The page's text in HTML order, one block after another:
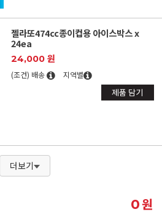
젤라또474cc종이컵용 아이스박스 x
24ea
24,000 원
(조건) 배송 지역별
제품 담기
더보기
0원